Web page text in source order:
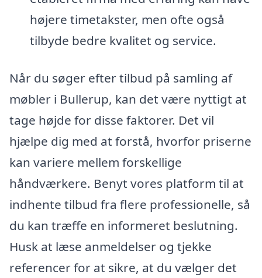
højere timetakster, men ofte også
tilbyde bedre kvalitet og service.
Når du søger efter tilbud på samling af
møbler i Bullerup, kan det være nyttigt at
tage højde for disse faktorer. Det vil
hjælpe dig med at forstå, hvorfor priserne
kan variere mellem forskellige
håndværkere. Benyt vores platform til at
indhente tilbud fra flere professionelle, så
du kan træffe en informeret beslutning.
Husk at læse anmeldelser og tjekke
referencer for at sikre, at du vælger det